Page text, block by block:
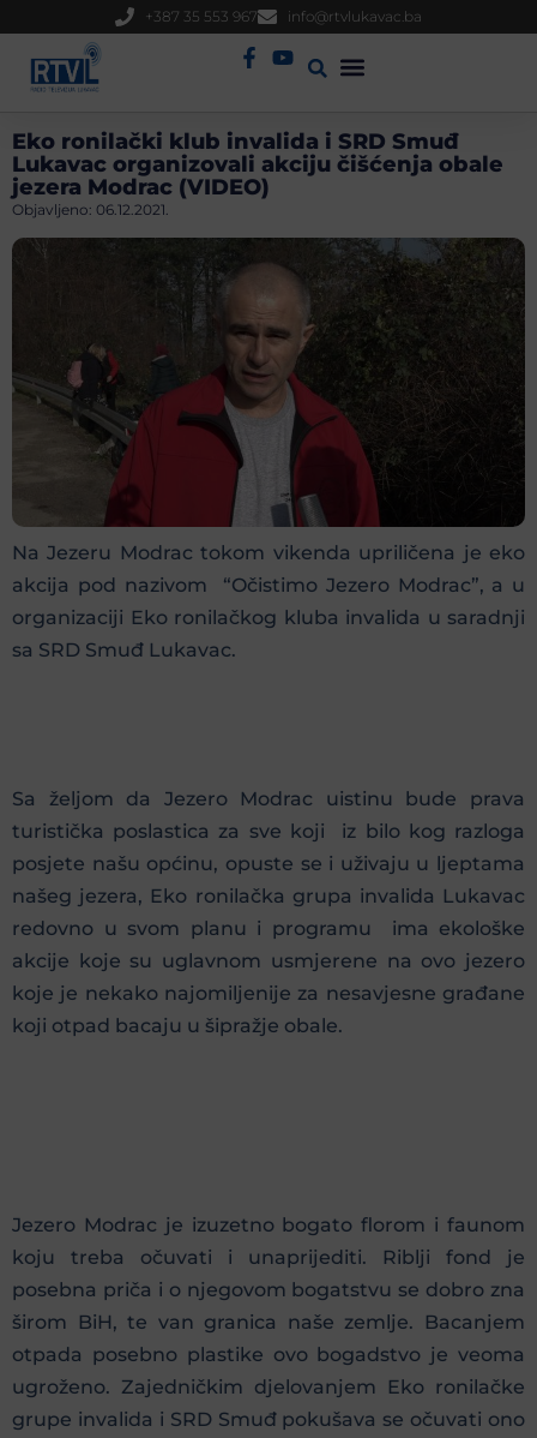
+387 35 553 967 info@rtvlukavac.ba
Eko ronilački klub invalida i SRD Smuđ
Lukavac organizovali akciju čišćenja obale
jezera Modrac (VIDEO)
Objavljeno: 06.12.2021.
Na Jezeru Modrac tokom vikenda upriličena je eko
akcija pod nazivom “Očistimo Jezero Modrac”, a u
organizaciji Eko ronilačkog kluba invalida u saradnji
sa SRD Smuđ Lukavac.
Sa željom da Jezero Modrac uistinu bude prava
turistička poslastica za sve koji iz bilo kog razloga
posjete našu općinu, opuste se i uživaju u ljeptama
našeg jezera, Eko ronilačka grupa invalida Lukavac
redovno u svom planu i programu ima ekološke
akcije koje su uglavnom usmjerene na ovo jezero
koje je nekako najomiljenije za nesavjesne građane
koji otpad bacaju u šipražje obale.
Jezero Modrac je izuzetno bogato florom i faunom
koju treba očuvati i unaprijediti. Riblji fond je
posebna priča i o njegovom bogatstvu se dobro zna
širom BiH, te van granica naše zemlje. Bacanjem
otpada posebno plastike ovo bogadstvo je veoma
ugroženo. Zajedničkim djelovanjem Eko ronilačke
grupe invalida i SRD Smuđ pokušava se očuvati ono